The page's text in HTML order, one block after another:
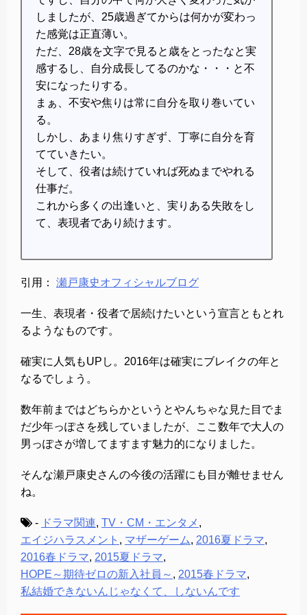
しましたが、25歳過ぎてからは何かが変わっ
た感覚は正直薄い。
ただ、28歳を文字で見ると歳をとったなと実
感するし、自分成長してるのかな・・・と不
安になったりする。
まぁ、不安や焦りは常に自分を取り巻いてい
る。
しかし、あまり焦りすぎず、丁寧に自分を育
てていきたい。
そして、役者は続けていれば死ぬまでやれる
仕事だ。
これから多くの出逢いと、実りある失敗をし
て、表現者であり続けます。
引用： 瀬戸康史オフィシャルブログ
一生、表現者・役者で居続けたいという宣言ともとれ
るようなものです。
確実に人気もUPし。2016年は確実にブレイクの年と
なるでしょう。
数年前まではどちらかというとやんちゃな見た目でま
だ少年っぽさを残していましたが、ここ数年で大人の
男っぽさが増してますます魅力的になりました。
そんな瀬戸康史さんの今後の活躍にも目が離せません
ね。
- ドラマ関連, TV・CM・エンタメ ,
エイジハラスメント , マザーゲーム, 2016夏ドラマ,
2016春ドラマ, 2015夏ドラマ,
HOPE～期待ゼロの新入社員～ , 2015春ドラマ,
私結婚できないんじゃなくて、しないんです